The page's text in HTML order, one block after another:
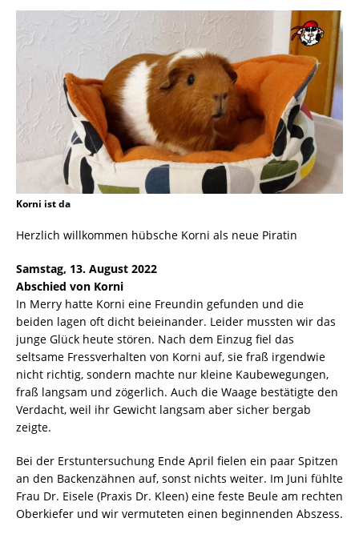
Korni ist da
Herzlich willkommen hübsche Korni als neue Piratin
Samstag, 13. August 2022
Abschied von Korni
In Merry hatte Korni eine Freundin gefunden und die
beiden lagen oft dicht beieinander. Leider mussten wir das
junge Glück heute stören. Nach dem Einzug fiel das
seltsame Fressverhalten von Korni auf, sie fraß irgendwie
nicht richtig, sondern machte nur kleine Kaubewegungen,
fraß langsam und zögerlich. Auch die Waage bestätigte den
Verdacht, weil ihr Gewicht langsam aber sicher bergab
zeigte.
Bei der Erstuntersuchung Ende April fielen ein paar Spitzen
an den Backenzähnen auf, sonst nichts weiter. Im Juni fühlte
Frau Dr. Eisele (Praxis Dr. Kleen) eine feste Beule am rechten
Oberkiefer und wir vermuteten einen beginnenden Abszess.